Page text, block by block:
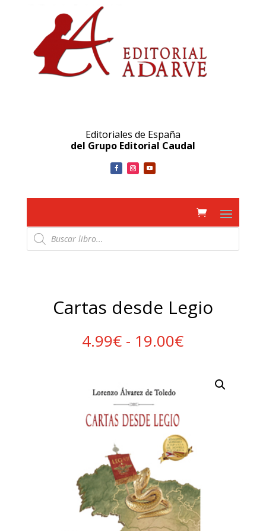
Editoriales de España
del Grupo Editorial Caudal
Búsqueda
de
productos
Cartas desde Legio
4.99€ - 19.00€Rango
de
desde
4.99€